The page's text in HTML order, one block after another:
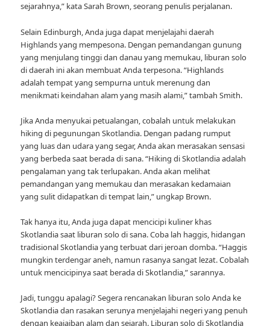
sejarahnya,” kata Sarah Brown, seorang penulis perjalanan.
Selain Edinburgh, Anda juga dapat menjelajahi daerah
Highlands yang mempesona. Dengan pemandangan gunung
yang menjulang tinggi dan danau yang memukau, liburan solo
di daerah ini akan membuat Anda terpesona. “Highlands
adalah tempat yang sempurna untuk merenung dan
menikmati keindahan alam yang masih alami,” tambah Smith.
Jika Anda menyukai petualangan, cobalah untuk melakukan
hiking di pegunungan Skotlandia. Dengan padang rumput
yang luas dan udara yang segar, Anda akan merasakan sensasi
yang berbeda saat berada di sana. “Hiking di Skotlandia adalah
pengalaman yang tak terlupakan. Anda akan melihat
pemandangan yang memukau dan merasakan kedamaian
yang sulit didapatkan di tempat lain,” ungkap Brown.
Tak hanya itu, Anda juga dapat mencicipi kuliner khas
Skotlandia saat liburan solo di sana. Coba lah haggis, hidangan
tradisional Skotlandia yang terbuat dari jeroan domba. “Haggis
mungkin terdengar aneh, namun rasanya sangat lezat. Cobalah
untuk mencicipinya saat berada di Skotlandia,” sarannya.
Jadi, tunggu apalagi? Segera rencanakan liburan solo Anda ke
Skotlandia dan rasakan serunya menjelajahi negeri yang penuh
dengan keajaiban alam dan sejarah. Liburan solo di Skotlandia